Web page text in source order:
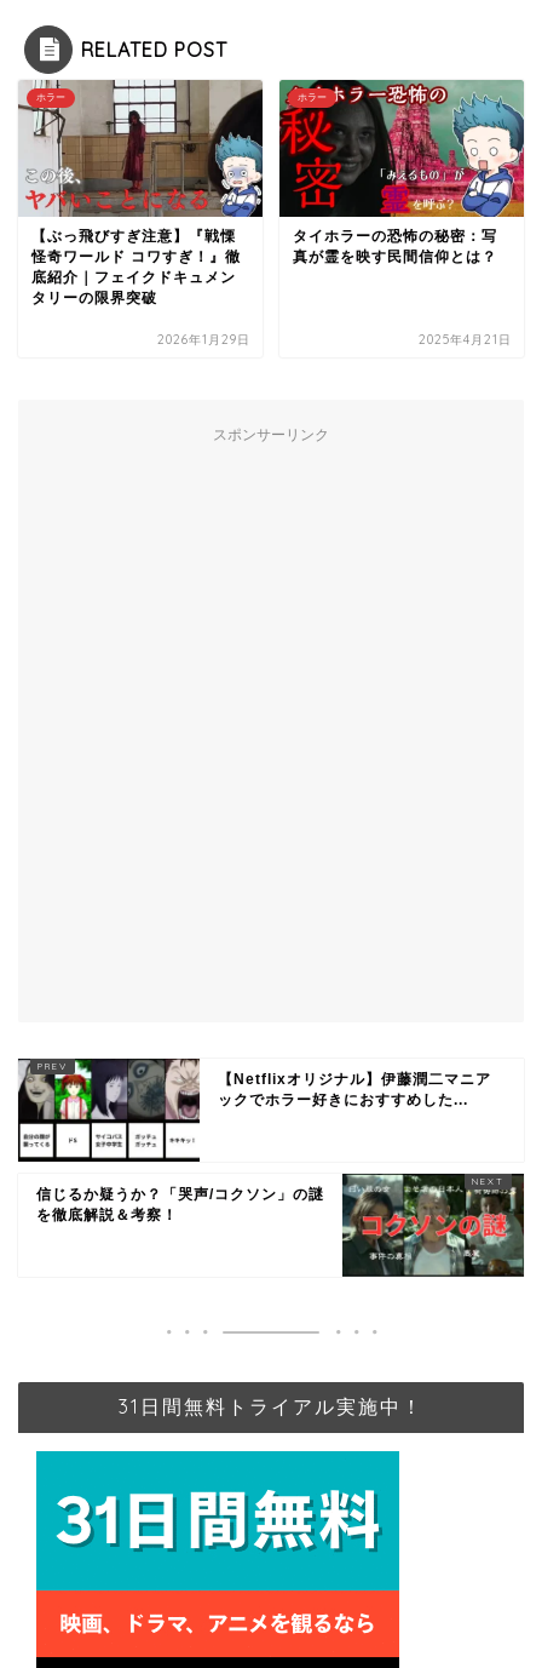
RELATED POST
ホラー
【ぶっ飛びすぎ注意】『戦慄
怪奇ワールド コワすぎ！』徹
底紹介｜フェイクドキュメン
タリーの限界突破
2026年1月29日
ホラー
タイホラーの恐怖の秘密：写
真が霊を映す民間信仰とは？
2025年4月21日
スポンサーリンク
【Netflixオリジナル】伊藤潤二マニア
ックでホラー好きにおすすめした...
信じるか疑うか？「哭声/コクソン」の謎
を徹底解説＆考察！
31日間無料トライアル実施中！